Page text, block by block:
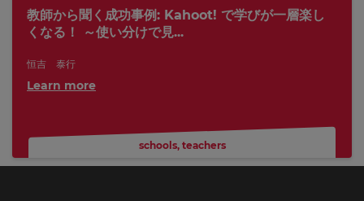
教師から聞く成功事例: Kahoot! で学びが一層楽し
くなる！ ～使い分けで見...
恒吉 泰行
Learn more
schools, teachers